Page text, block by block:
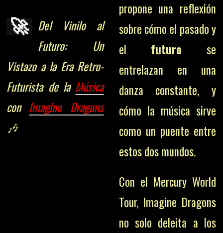
🚀 Del Vinilo al
Futuro: Un
Vistazo a la Era Retro-
Futurista de la Música
con Imagine Dragons
🎶
propone una reflexión
sobre cómo el pasado y
el futuro se
entrelazan en una
danza constante, y
cómo la música sirve
como un puente entre
estos dos mundos.
Con el Mercury World
Tour, Imagine Dragons
no solo deleita a los